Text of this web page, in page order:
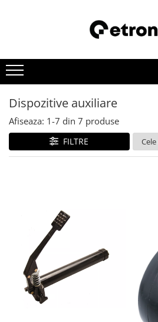
Dispozitive auxiliare
Afiseaza: 1-7 din 7 produse
FILTRE